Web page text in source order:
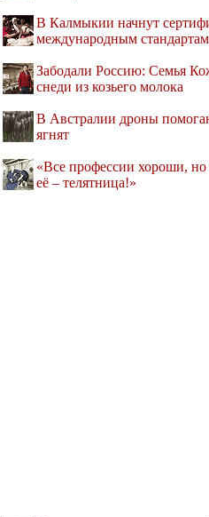
В Калмыкии начнут
международным стандартам
Забодали Россию: Семья
снеди из козьего молока
В Австралии дроны
ягнят
«Все профессии хороши,
её – телятница!»